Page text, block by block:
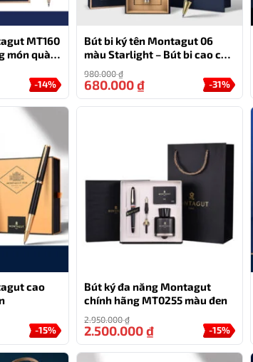
MT160
món quà
-14%
Bút bi ký tên Montagut 06
màu Starlight – Bút bi cao cấp
980.000₫
-31%
680.000₫
cao
-15%
Bút ký đa năng Montagut
chính hãng MT0255 màu đen
2.950.000₫
-15%
2.500.000₫